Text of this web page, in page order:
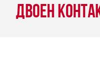
Двоен